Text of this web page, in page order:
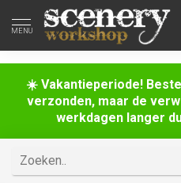
☀️ Vakantieperiode!
verzonden, maar de
werkdagen langer
MENU